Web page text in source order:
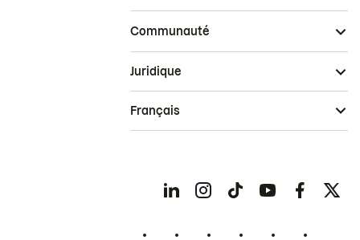
Communauté
Juridique
Français